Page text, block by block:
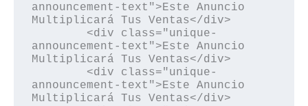
announcement-text">Este Anuncio
Multiplicará Tus Ventas</div>
announcement-text">Este Anuncio
Multiplicará Tus Ventas</div>
announcement-text">Este Anuncio
Multiplicará Tus Ventas</div>